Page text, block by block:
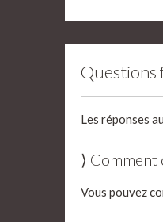
Questions
Les réponses
⟩
Vous pouvez